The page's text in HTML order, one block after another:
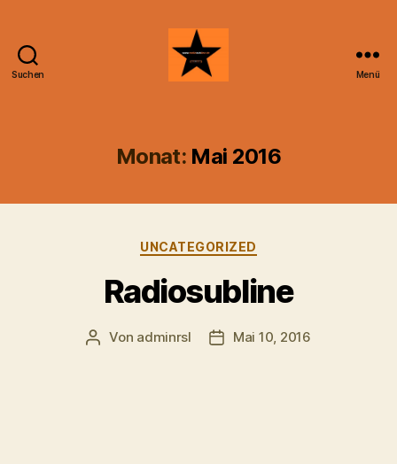
Suchen Menü
Monat: Mai 2016
Kategorien
UNCATEGORIZED
Radiosubline
Beitragsautor
Von adminrsl Beitragsdatum
Mai 10, 2016